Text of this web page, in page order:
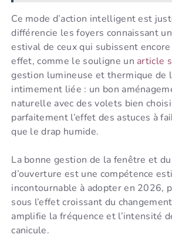
Ce mode d’action intelligent est
différencie les foyers connaissant
estival de ceux qui subissent
effet, comme le souligne un article
gestion lumineuse et thermique de
intimement liée : un bon
naturelle avec des volets bien
parfaitement l’effet des astuces à
que le drap humide.
La bonne gestion de la fenêtre et
d’ouverture est une compétence
incontournable à adopter en 2026,
sous l’effet croissant du
amplifie la fréquence et l’intensité
canicule.